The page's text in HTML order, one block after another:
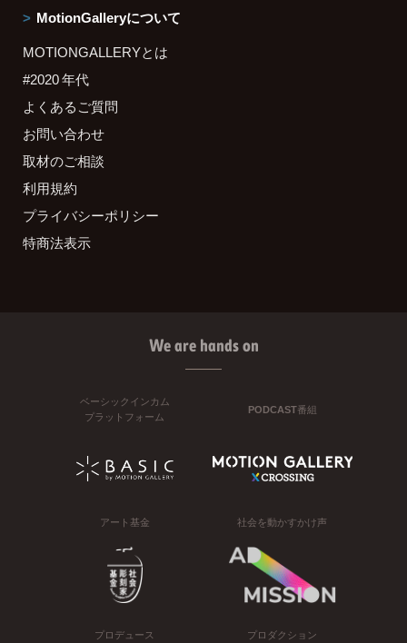
MotionGalleryについて
MOTIONGALLERYとは
#2020 年代
よくあるご質問
お問い合わせ
取材のご相談
利用規約
プライバシーポリシー
特商法表示
We are hands on
ベーシックインカム
プラットフォーム
PODCAST番組
アート基金 社会を動かすかけ声
プロデュース プロダクション